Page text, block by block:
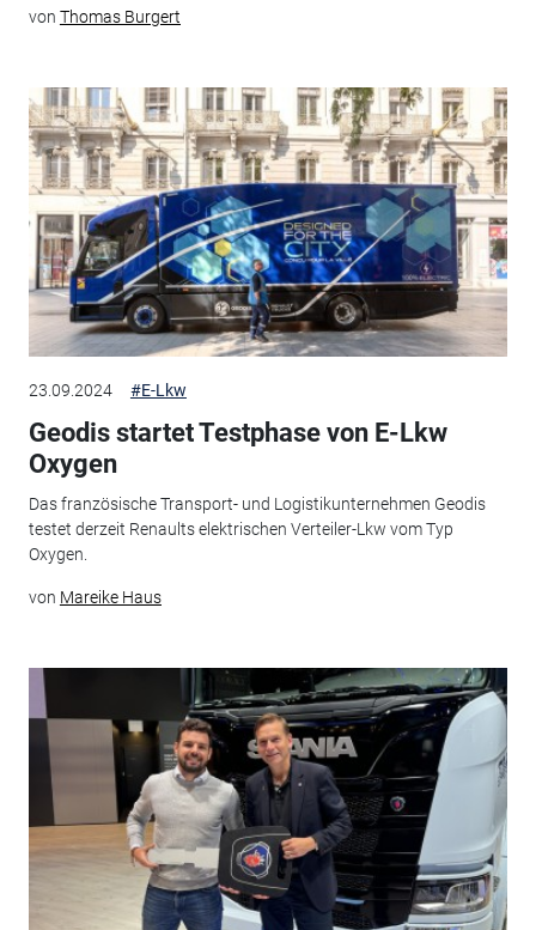
von Thomas Burgert
23.09.2024 #E-Lkw
Geodis startet Testphase von E-Lkw
Oxygen
Das französische Transport- und Logistikunternehmen Geodis
testet derzeit Renaults elektrischen Verteiler-Lkw vom Typ
Oxygen.
von Mareike Haus